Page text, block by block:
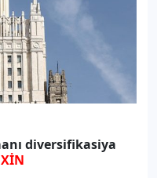
diversifikasiya